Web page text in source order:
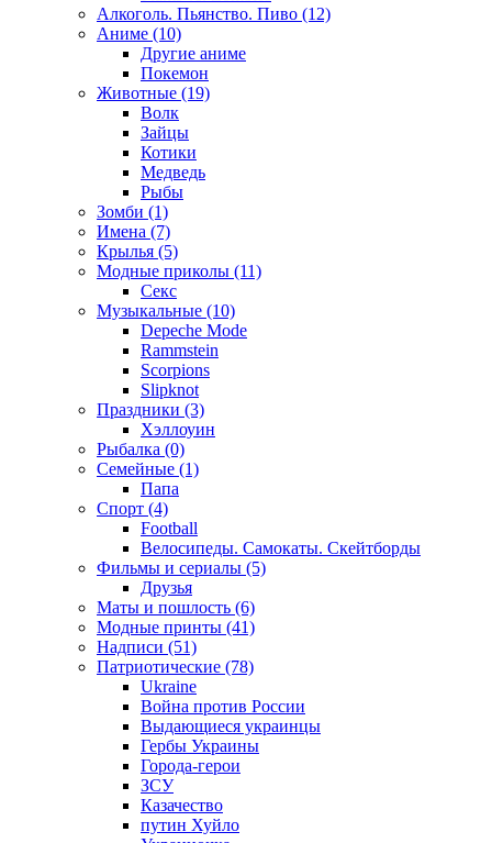
Алкоголь. Пьянство. Пиво (12)
Аниме (10)
Другие аниме
Покемон
Животные (19)
Волк
Зайцы
Котики
Медведь
Рыбы
Зомби (1)
Имена (7)
Крылья (5)
Модные приколы (11)
Секс
Музыкальные (10)
Depeche Mode
Rammstein
Scorpions
Slipknot
Праздники (3)
Хэллоуин
Рыбалка (0)
Семейные (1)
Папа
Спорт (4)
Football
Велосипеды. Самокаты. Скейтборды
Фильмы и сериалы (5)
Друзья
Маты и пошлость (6)
Модные принты (41)
Надписи (51)
Патриотические (78)
Ukraine
Война против России
Выдающиеся украинцы
Гербы Украины
Города-герои
ЗСУ
Казачество
путин Хуйло